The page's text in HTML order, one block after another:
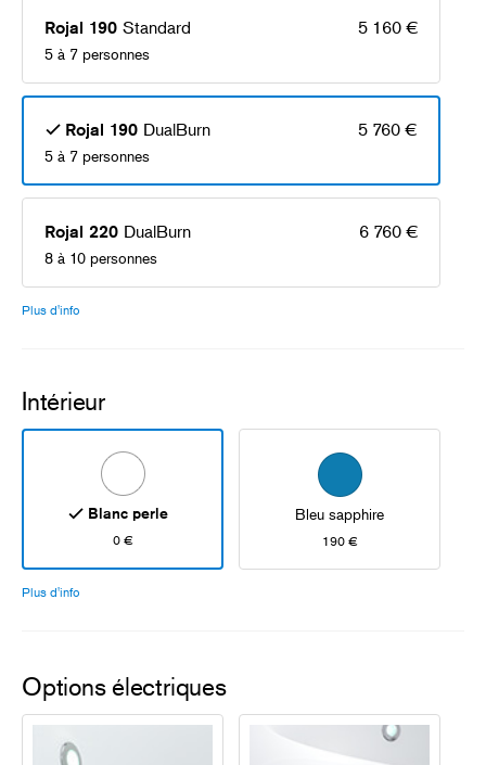
Rojal 190 Standard 5 160 €
5 à 7 personnes
Rojal 190 DualBurn 5 760 €
5 à 7 personnes
Rojal 220 DualBurn 6 760 €
8 à 10 personnes
Plus d'info
Intérieur
Blanc perle
0 €
Bleu sapphire
190 €
Plus d'info
Options électriques